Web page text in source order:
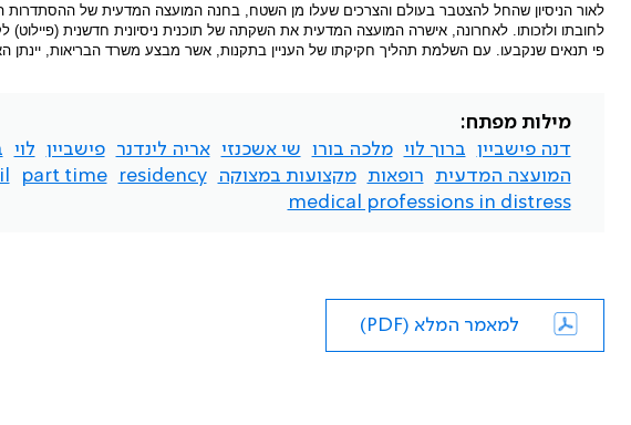
לאור הניסיון שהחל להצטבר בעולם והצרכים שעלו מן השטח, בחנה המועצה המדעית של ההסתדרות
לחובתו ולזכותו. לאחרונה, אישרה המועצה המדעית את השקתה של תוכנית ניסיונית חדשנית
פי תנאים שנקבעו. עם השלמת תהליך חקיקתו של העניין בתקנות, אשר מבצע משרד הבריאות,
מילות מפתח:
דנה פישביין
ברוך לוי מלכה בורו שי אשכנזי אריה לינדנר פישביין לוי
המועצה המדעית
רופאות מקצועות במצוקה residency
part time
medical professions in distress
למאמר המלא (PDF)